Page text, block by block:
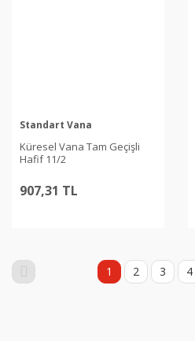
Standart Vana
Küresel Vana Tam Geçişli
Hafif 11/2
907,31 TL
1 2 3 4